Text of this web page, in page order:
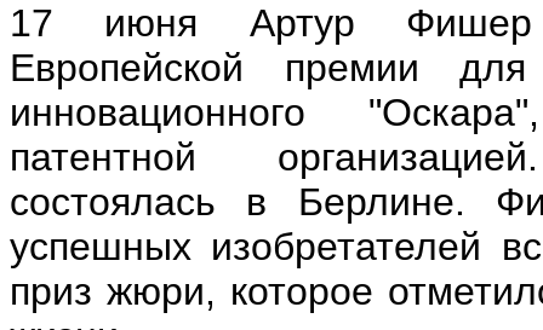
17 июня Артур Фишер
Европейской премии
инновационного
патентной
состоялась в Берлине.
успешных изобретателей
приз жюри, которое